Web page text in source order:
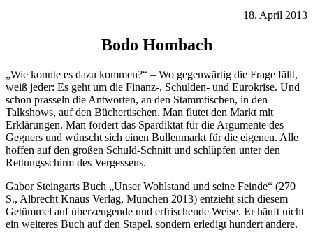
18. April 2013
Bodo Hombach
„Wie konnte es dazu kommen?“ – Wo gegenwärtig die Frage fällt,
weiß jeder: Es geht um die Finanz-, Schulden- und Eurokrise. Und
schon prasseln die Antworten, an den Stammtischen, in den
Talkshows, auf den Büchertischen. Man flutet den Markt mit
Erklärungen. Man fordert das Spardiktat für die Argumente des
Gegners und wünscht sich einen Bullenmarkt für die eigenen. Alle
hoffen auf den großen Schuld-Schnitt und schlüpfen unter den
Rettungsschirm des Vergessens.
Gabor Steingarts Buch „Unser Wohlstand und seine Feinde“ (270
S., Albrecht Knaus Verlag, München 2013) entzieht sich diesem
Getümmel auf überzeugende und erfrischende Weise. Er häuft nicht
ein weiteres Buch auf den Stapel, sondern erledigt hundert andere.